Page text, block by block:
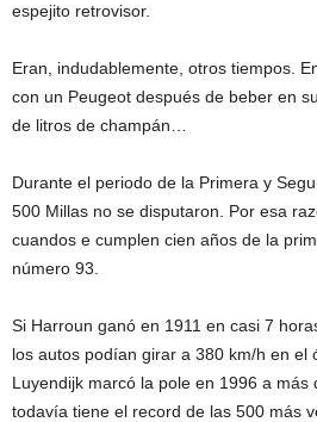
espejito retrovisor.
Eran, indudablemente, otros tiempos.
con un Peugeot después de beber en
de litros de champán…
Durante el periodo de la Primera y
500 Millas no se disputaron. Por esa
cuandos e cumplen cien años de la
número 93.
Si Harroun ganó en 1911 en casi 7
los autos podían girar a 380 km/h en el
Luyendijk marcó la pole en 1996 a más
todavía tiene el record de las 500 más